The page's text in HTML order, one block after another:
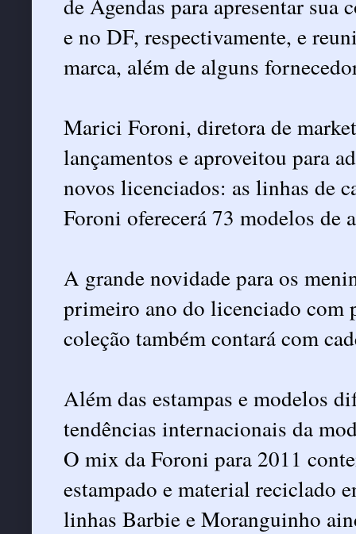
e no DF, respectivamente, e
marca, além de alguns
Marici Foroni, diretora de
lançamentos e aproveitou para
novos licenciados: as linhas de
Foroni oferecerá 73 modelos de
A grande novidade para os
primeiro ano do licenciado com
coleção também contará com
Além das estampas e modelos
tendências internacionais da
O mix da Foroni para 2011
estampado e material reciclado
linhas Barbie e Moranguinho